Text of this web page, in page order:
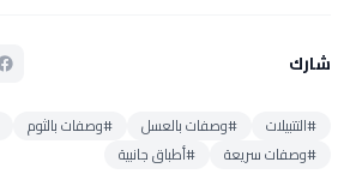
شارك
#التتبيلات #وصفات بالعسل #وصفات بالثوم
#وصفات سريعة
#أطباق جانبية